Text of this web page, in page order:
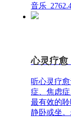
音乐
心灵疗愈
听心灵疗
症、焦虑
最有效的
静卧或坐